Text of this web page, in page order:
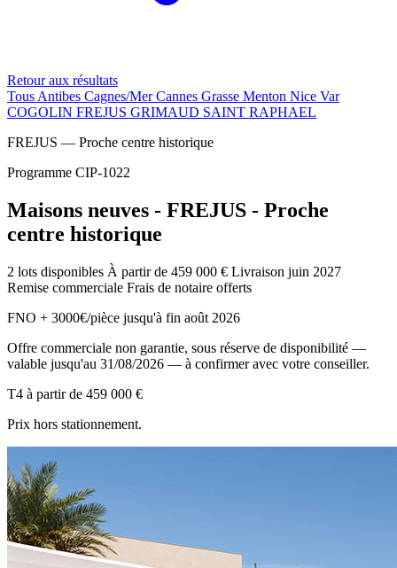
Retour aux résultats
Tous Antibes Cagnes/MerCannes Grasse Menton Nice Var
COGOLIN FREJUS GRIMAUD SAINT RAPHAEL
FREJUS — Proche centre historique
Programme CIP-1022
Maisons neuves - FREJUS - Proche
centre historique
2 lots disponibles À partir de 459 000 € Livraison juin 2027
Remise commerciale Frais de notaire offerts
FNO + 3000€/pièce jusqu'à fin août 2026
Offre commerciale non garantie, sous réserve de disponibilité —
valable jusqu'au 31/08/2026 — à confirmer avec votre conseiller.
T4 à partir de 459 000 €
Prix hors stationnement.